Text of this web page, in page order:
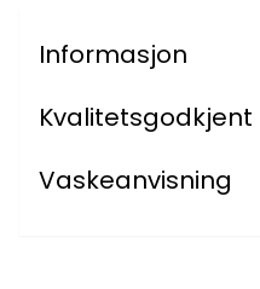
Informasjon
Kvalitetsgodkjent
Vaskeanvisning